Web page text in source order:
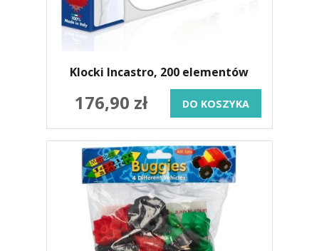
Klocki Incastro, 200 elementów
176,90 zł DO KOSZYKA